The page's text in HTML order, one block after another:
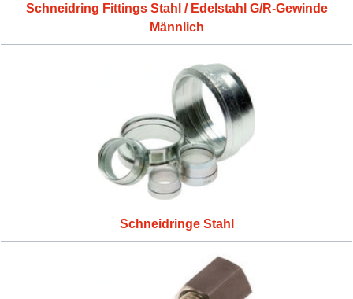
Schneidring Fittings Stahl / Edelstahl G/R-Gewinde
Männlich
Schneidringe Stahl